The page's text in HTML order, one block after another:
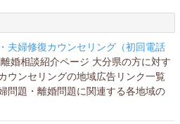
夫婦修復カウンセリング（初回電話
婚相談紹介ページ 大分県の方に対す
ウンセリングの地域広告リンク一覧
問題・離婚問題に関連する各地域の